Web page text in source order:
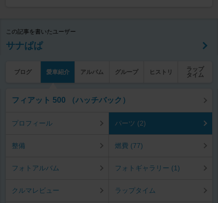
この記事を書いたユーザー
サナぱぱ
ブログ 愛車紹介 アルバム グループ ヒストリ
ラップ
タイム
フィアット 500 （ハッチバック）
プロフィール パーツ (2)
整備 燃費 (77)
フォトアルバム フォトギャラリー (1)
クルマレビュー ラップタイム